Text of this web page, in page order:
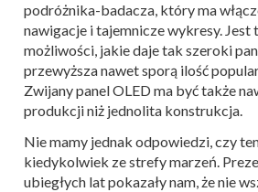
podróżnika-badacza, który ma
nawigacje i tajemnicze wykresy. Jest
możliwości, jakie daje tak szeroki
przewyższa nawet sporą ilość
Zwijany panel OLED ma być także
produkcji niż jednolita konstrukcja.
Nie mamy jednak odpowiedzi, czy
kiedykolwiek ze strefy marzeń.
ubiegłych lat pokazały nam, że nie